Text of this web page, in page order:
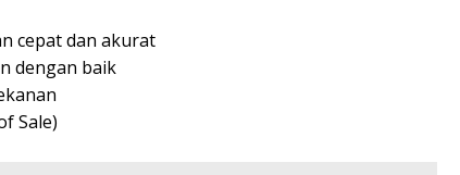
cepat dan akurat
dengan baik
Sale)